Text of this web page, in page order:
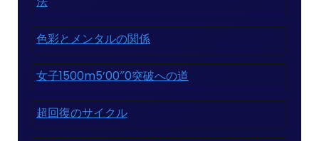
色彩とメンタルの関係
女子1500m5’00″0突破への道
超回復のサイクル